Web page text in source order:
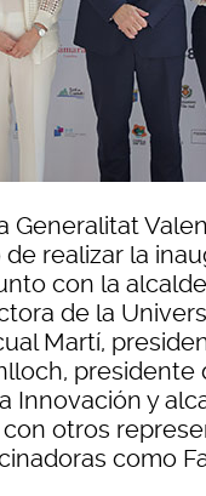
Generalitat
realizar la
con la
de la
Martí,
presidente
Innovación y
otros
como